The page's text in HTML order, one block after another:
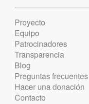
Proyecto
Equipo
Patrocinadores
Transparencia
Blog
Preguntas frecuentes
Hacer una donación
Contacto